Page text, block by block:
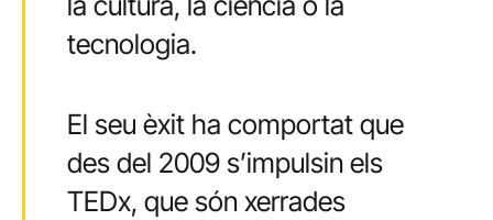
tecnologia.
El seu èxit ha comportat que
des del 2009 s’impulsin els
TEDx, que són xerrades